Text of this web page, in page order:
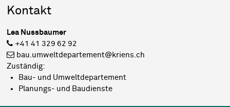
Kontakt
Lea Nussbaumer
+41 41 329 62 92
bau.umweltdepartement@kriens.ch
Zuständig:
Bau- und Umweltdepartement
Planungs- und Baudienste